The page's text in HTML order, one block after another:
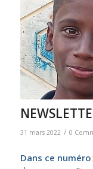
31 mars 2022 / 0
Dans ce numéro: